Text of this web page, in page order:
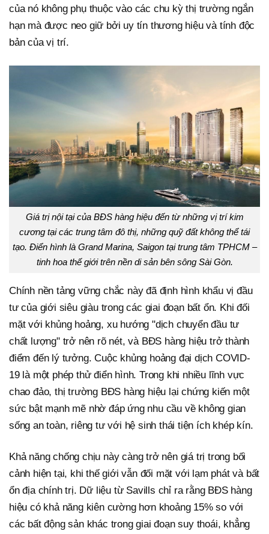
của nó không phụ thuộc vào các chu kỳ thị trường ngắn
hạn mà được neo giữ bởi uy tín thương hiệu và tính độc
bản của vị trí.
Giá trị nội tại của BĐS hàng hiệu đến từ những vị trí kim
cương tại các trung tâm đô thị, những quỹ đất không thể tái
tạo. Điển hình là Grand Marina, Saigon tại trung tâm TPHCM –
tinh hoa thế giới trên nền di sản bên sông Sài Gòn.
Chính nền tảng vững chắc này đã định hình khẩu vị đầu
tư của giới siêu giàu trong các giai đoạn bất ổn. Khi đối
mặt với khủng hoảng, xu hướng "dịch chuyển đầu tư
chất lượng" trở nên rõ nét, và BĐS hàng hiệu trở thành
điểm đến lý tưởng. Cuộc khủng hoảng đại dịch COVID-
19 là một phép thử điển hình. Trong khi nhiều lĩnh vực
chao đảo, thị trường BĐS hàng hiệu lại chứng kiến một
sức bật mạnh mẽ nhờ đáp ứng nhu cầu về không gian
sống an toàn, riêng tư với hệ sinh thái tiện ích khép kín.
Khả năng chống chịu này càng trở nên giá trị trong bối
cảnh hiện tại, khi thế giới vẫn đối mặt với lạm phát và bất
ổn địa chính trị. Dữ liệu từ Savills chỉ ra rằng BĐS hàng
hiệu có khả năng kiên cường hơn khoảng 15% so với
các bất động sản khác trong giai đoạn suy thoái, khẳng